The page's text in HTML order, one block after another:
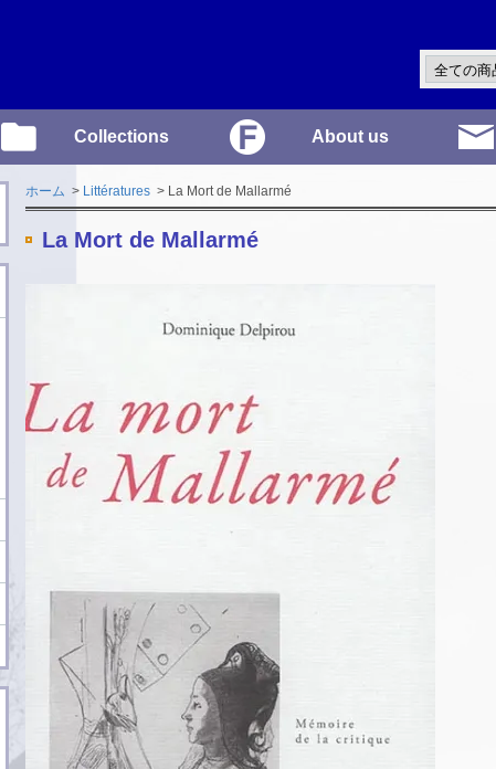
Collections About us
ホーム > Littératures > La Mort de Mallarmé
La Mort de Mallarmé